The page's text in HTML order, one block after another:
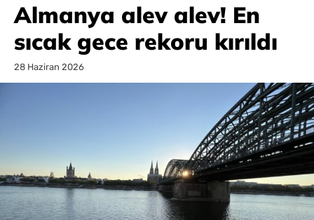
Almanya alev alev! En
sıcak gece rekoru kırıldı
28 Haziran 2026